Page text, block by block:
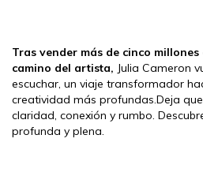
Tras vender más de cinco millones
camino del artista, Julia Cameron
escuchar, un viaje transformador
creatividad más profundas.Deja
claridad, conexión y rumbo.
profunda y plena.